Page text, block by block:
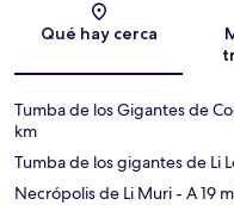
Qué hay cerca
Tumba de los Gigantes de
km
Tumba de los gigantes de Li
Necrópolis de Li Muri- A 19